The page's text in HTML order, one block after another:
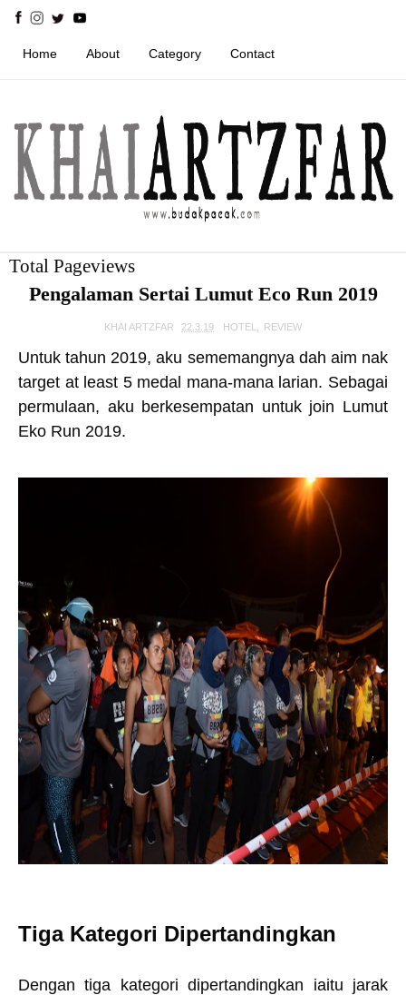
Home About Category Contact
Total Pageviews
Pengalaman Sertai Lumut Eco Run 2019
KHAI ARTZFAR 22.3.19 HOTEL REVIEW
Untuk tahun 2019, aku sememangnya dah aim nak
target at least 5 medal mana-mana larian. Sebagai
permulaan, aku berkesempatan untuk join Lumut
Eko Run 2019.
Tiga Kategori Dipertandingkan
Dengan tiga kategori dipertandingkan iaitu jarak